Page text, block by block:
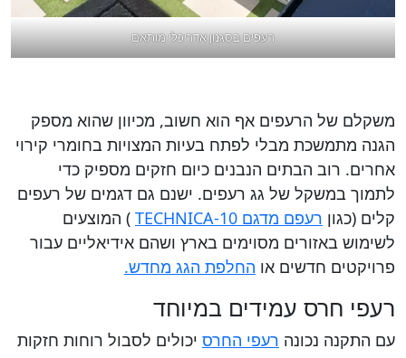
רעפים בסגנון אדריכלי מותאם
משקלם של הרעפים אף הוא חשוב, מכיוון שהוא מספק
הגנה מתמשכת מבלי לפתח בעיות המצויות בחומרי קירוי
אחרים. רוב הבתים הנבנים כיום חזקים מספיק כדי
לתמוך במשקל של גג רעפים. ישנם גם דגמים של רעפים
קלים (כגון רעפם מדגם TECHNICA-10
) המוצעים
לשימוש באזורים מסוימים בארץ ושהם אידיאליים עבור
פרויקטים חדשים או החלפת הגג מחדש.
רעפי חרס עמידים במיוחד
עם התקנה נכונה רעפי החרס יכולים לסבול רוחות חזקות